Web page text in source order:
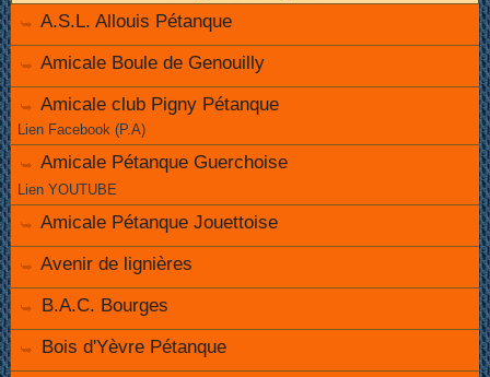
A.S.L. Allouis Pétanque
Amicale Boule de Genouilly
Amicale club Pigny Pétanque
Lien Facebook (P.A)
Amicale Pétanque Guerchoise
Lien YOUTUBE
Amicale Pétanque Jouettoise
Avenir de lignières
B.A.C. Bourges
Bois d'Yèvre Pétanque